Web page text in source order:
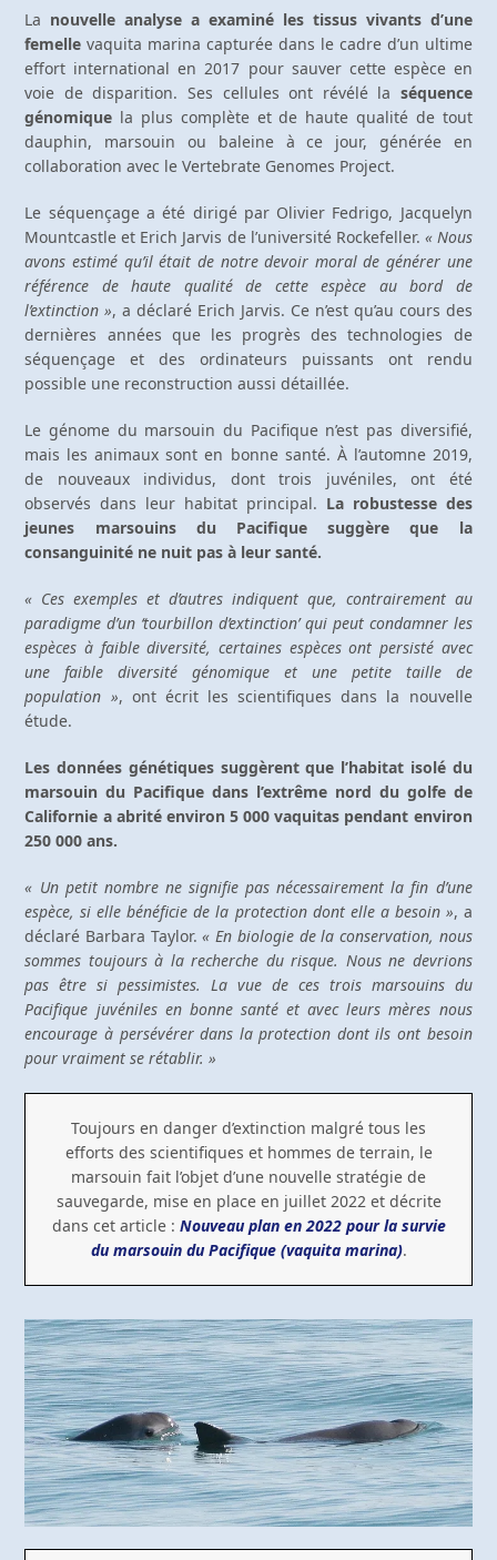
La nouvelle analyse a examiné les tissus vivants d’une
femelle vaquita marina capturée dans le cadre d’un ultime
effort international en 2017 pour sauver cette espèce en
voie de disparition. Ses cellules ont révélé la séquence
génomique la plus complète et de haute qualité de tout
dauphin, marsouin ou baleine à ce jour, générée en
collaboration avec le Vertebrate Genomes Project.
Le séquençage a été dirigé par Olivier Fedrigo, Jacquelyn
Mountcastle et Erich Jarvis de l’université Rockefeller. « Nous
avons estimé qu’il était de notre devoir moral de générer une
référence de haute qualité de cette espèce au bord de
l’extinction », a déclaré Erich Jarvis. Ce n’est qu’au cours des
dernières années que les progrès des technologies de
séquençage et des ordinateurs puissants ont rendu
possible une reconstruction aussi détaillée.
Le génome du marsouin du Pacifique n’est pas diversifié,
mais les animaux sont en bonne santé. À l’automne 2019,
de nouveaux individus, dont trois juvéniles, ont été
observés dans leur habitat principal. La robustesse des
jeunes marsouins du Pacifique suggère que la
consanguinité ne nuit pas à leur santé.
« Ces exemples et d’autres indiquent que, contrairement au
paradigme d’un ‘tourbillon d’extinction’ qui peut condamner les
espèces à faible diversité, certaines espèces ont persisté avec
une faible diversité génomique et une petite taille de
population », ont écrit les scientifiques dans la nouvelle
étude.
Les données génétiques suggèrent que l’habitat isolé du
marsouin du Pacifique dans l’extrême nord du golfe de
Californie a abrité environ 5 000 vaquitas pendant environ
250 000 ans.
« Un petit nombre ne signifie pas nécessairement la fin d’une
espèce, si elle bénéficie de la protection dont elle a besoin », a
déclaré Barbara Taylor. « En biologie de la conservation, nous
sommes toujours à la recherche du risque. Nous ne devrions
pas être si pessimistes. La vue de ces trois marsouins du
Pacifique juvéniles en bonne santé et avec leurs mères nous
encourage à persévérer dans la protection dont ils ont besoin
pour vraiment se rétablir. »
Toujours en danger d’extinction malgré tous les
efforts des scientifiques et hommes de terrain, le
marsouin fait l’objet d’une nouvelle stratégie de
sauvegarde, mise en place en juillet 2022 et décrite
dans cet article : Nouveau plan en 2022 pour la survie
du marsouin du Pacifique (vaquita marina).